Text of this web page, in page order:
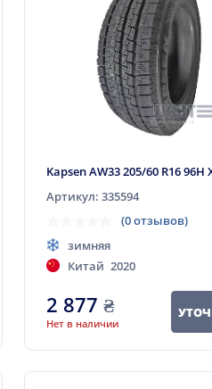
Kapsen AW33 205/60 R16 96H
Артикул: 335594
(0 отзывов)
зимняя
Китай 2020
2 877 ₴
Нет в наличии